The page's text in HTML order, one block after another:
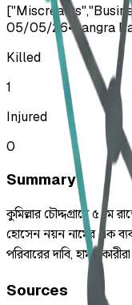
05/05/26• Gangra
Killed
1
Injured
0
Summary
কুমিল্লার চৌদ্দগ্রামে ৫ মে
হোসেন নয়ন নামের এক
পরিবারের দাবি,
Sources